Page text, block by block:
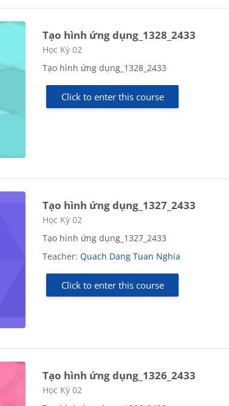
Tạo hình ứng dụng_1328_2433
Course category
Học Kỳ 02
Tạo hình ứng dụng_1328_2433
Click to enter this course
Tạo hình ứng dụng_1327_2433
Course category
Học Kỳ 02
Tạo hình ứng dụng_1327_2433
Teacher:Quach Dang Tuan Nghia
Click to enter this course
Tạo hình ứng dụng_1326_2433
Course category
Học Kỳ 02